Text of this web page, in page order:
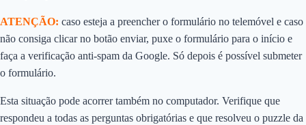
ATENÇÃO: caso esteja a preencher o formulário no telemóvel e caso
não consiga clicar no botão enviar, puxe o formulário para o início e
faça a verificação anti-spam da Google. Só depois é possível submeter
o formulário.
Esta situação pode acorrer também no computador. Verifique que
respondeu a todas as perguntas obrigatórias e que resolveu o puzzle da